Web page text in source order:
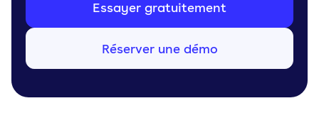
Essayer gratuitement
Réserver une démo